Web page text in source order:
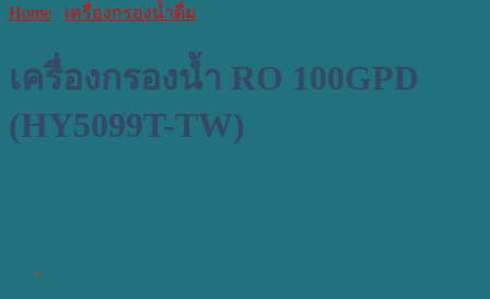
Home / เครื่องกรองน้ำดื่ม
เครื่องกรองน้ำ RO 100GPD
(HY5099T-TW)